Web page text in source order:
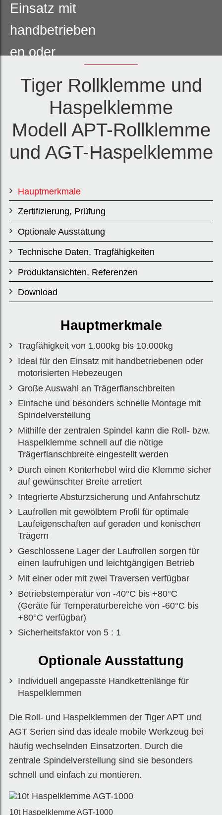
Einsatz mit
handbetrieben
en oder
Hebezeugen.
Große
Auswahl an
reiten.
Rollklem
me
Modell AP
Haspelkle
mme
Modell
AGT
Tiger Rollklemme und
Haspelklemme
Modell APT-Rollklemme
und AGT-Haspelklemme
Hauptmerkmale
Zertifizierung, Prüfung
Optionale Ausstattung
Technische Daten, Tragfähigkeiten
Produktansichten, Referenzen
Download
Hauptmerkmale
Tragfähigkeit von 1.000kg bis 10.000kg
Ideal für den Einsatz mit handbetriebenen oder
motorisierten Hebezeugen
Große Auswahl an Trägerflanschbreiten
Einfache und besonders schnelle Montage mit
Spindelverstellung
Mithilfe der zentralen Spindel kann die Roll- bzw.
Haspelklemme schnell auf die nötige
Trägerflanschbreite eingestellt werden
Durch einen Konterhebel wird die Klemme sicher
auf gewünschter Breite arretiert
Integrierte Absturzsicherung und Anfahrschutz
Laufrollen mit gewölbtem Profil für optimale
Laufeigenschaften auf geraden und konischen
Trägern
Geschlossene Lager der Laufrollen sorgen für
einen laufruhigen und leichtgängigen Betrieb
Mit einer oder mit zwei Traversen verfügbar
Betriebstemperatur von -40°C bis +80°C
(Geräte für Temperaturbereiche von -60°C bis
+80°C verfügbar)
Sicherheitsfaktor von 5 : 1
Optionale Ausstattung
Individuell angepasste Handkettenlänge für
Haspelklemmen
Die Roll- und Haspelklemmen der Tiger APT und
AGT Serien sind das ideale mobile Werkzeug bei
häufig wechselnden Einsatzorten. Durch die
zentrale Spindelverstellung sind sie besonders
schnell und einfach zu montieren.
10t Haspelklemme AGT-1000